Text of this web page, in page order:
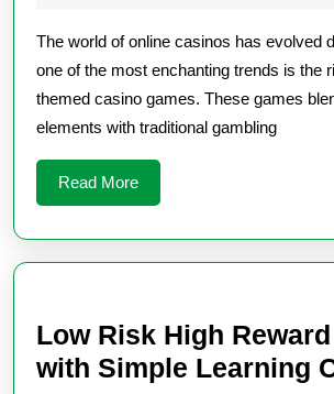
Gaming
Experience
The world of online casinos has evolved
one of the most enchanting trends is the
themed casino games. These games
elements with traditional gambling
Read MoreRead
More
Low Risk High
with Simple Learning